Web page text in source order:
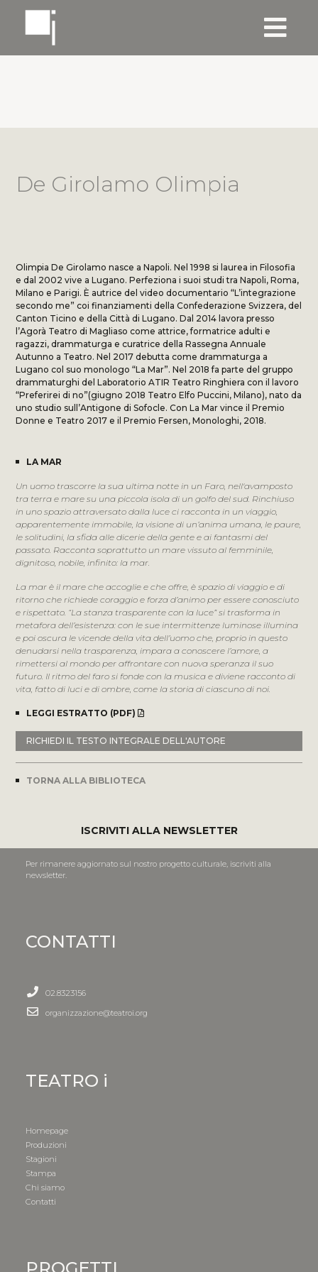
De Girolamo Olimpia
Olimpia De Girolamo nasce a Napoli. Nel 1998 si laurea in Filosofia
e dal 2002 vive a Lugano. Perfeziona i suoi studi tra Napoli, Roma,
Milano e Parigi. È autrice del video documentario “L’integrazione
secondo me” coi finanziamenti della Confederazione Svizzera, del
Canton Ticino e della Città di Lugano. Dal 2014 lavora presso
l’Agorà Teatro di Magliaso come attrice, formatrice adulti e
ragazzi, drammaturga e curatrice della Rassegna Annuale
Autunno a Teatro. Nel 2017 debutta come drammaturga a
Lugano col suo monologo “La Mar”. Nel 2018 fa parte del gruppo
drammaturghi del Laboratorio ATIR Teatro Ringhiera con il lavoro
“Preferirei di no”(giugno 2018 Teatro Elfo Puccini, Milano), nato da
uno studio sull’Antigone di Sofocle. Con La Mar vince il Premio
Donne e Teatro 2017 e il Premio Fersen, Monologhi, 2018.
LA MAR
Un uomo trascorre la sua ultima notte in un Faro, nell'avamposto
tra terra e mare su una piccola isola di un golfo del sud. Rinchiuso
in uno spazio attraversato dalla luce ci racconta in un viaggio,
apparentemente immobile, la visione di un’anima umana, le paure,
le solitudini, la sfida alle dicerie della gente e ai fantasmi del
passato. Racconta soprattutto un mare vissuto al femminile,
dignitoso, nobile, infinito: la mar.
La mar è il mare che accoglie e che offre, è spazio di viaggio e di
ritorno che richiede coraggio e forza d’animo per essere conosciuto
e rispettato. “La stanza trasparente con la luce” si trasforma in
metafora dell’esistenza: con le sue intermittenze luminose illumina
e poi oscura le vicende della vita dell’uomo che, proprio in questo
denudarsi nella trasparenza, impara a conoscere l’amore, a
rimettersi al mondo per affrontare con nuova speranza il suo
futuro. Il ritmo del faro si fonde con la musica e diviene racconto di
vita, fatto di luci e di ombre, come la storia di ciascuno di noi.
LEGGI ESTRATTO (PDF)
RICHIEDI IL TESTO INTEGRALE DELL'AUTORE
TORNA ALLA BIBLIOTECA
ISCRIVITI ALLA NEWSLETTER
Per rimanere aggiornato sul nostro progetto culturale, iscriviti alla
newsletter.
CONTATTI
02.8323156
organizzazione@teatroi.org
TEATRO i
Homepage
Produzioni
Stagioni
Stampa
Chi siamo
Contatti